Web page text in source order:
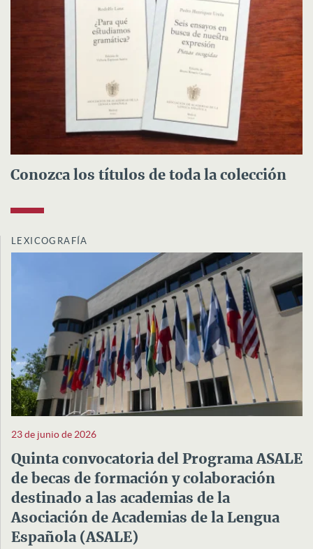
Conozca los títulos de toda la colección
LEXICOGRAFÍA
23 de junio de 2026
Quinta convocatoria del Programa ASALE
de becas de formación y colaboración
destinado a las academias de la
Asociación de Academias de la Lengua
Española (ASALE)